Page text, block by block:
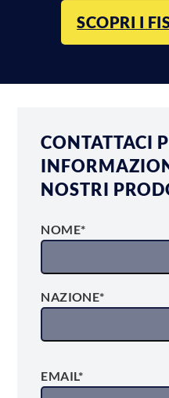
SCOPRI I
CONTATTACI
NOSTRI
NOME*
NAZIONE*
EMAIL*